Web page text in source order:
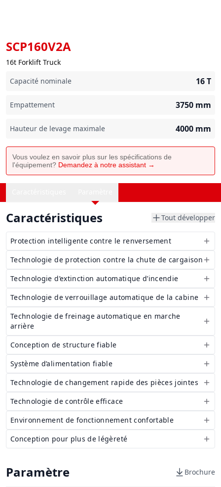
SCP160V2A
16t Forklift Truck
Capacité nominale
16T
Empattement 3750 mm
Hauteur de levage maximale 4000 mm
Vous voulez en savoir plus sur les spécifications de
l'équipement? Demandez à notre assistant →
Caractéristiques Tout développer
Protection intelligente contre le renversement
Technologie de protection contre la chute de cargaison
Technologie d’extinction automatique d’incendie
Technologie de verrouillage automatique de la cabine
Technologie de freinage automatique en marche
arrière
Conception de structure fiable
Système d’alimentation fiable
Technologie de changement rapide des pièces jointes
Technologie de contrôle efficace
Environnement de fonctionnement confortable
Conception pour plus de légèreté
Paramètre Brochure